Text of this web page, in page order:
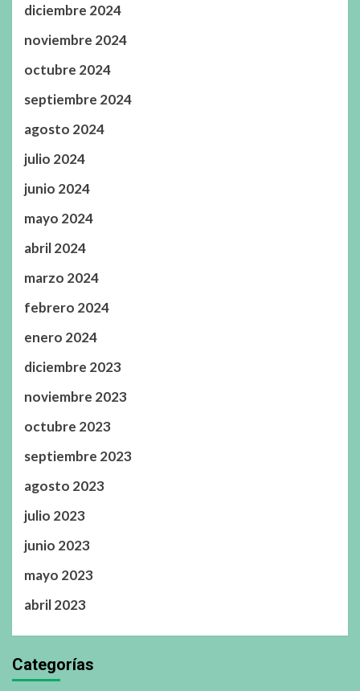
diciembre 2024
noviembre 2024
octubre 2024
septiembre 2024
agosto 2024
julio 2024
junio 2024
mayo 2024
abril 2024
marzo 2024
febrero 2024
enero 2024
diciembre 2023
noviembre 2023
octubre 2023
septiembre 2023
agosto 2023
julio 2023
junio 2023
mayo 2023
abril 2023
Categorías